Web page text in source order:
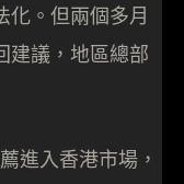
化。但兩個多月
建議，地區總部
進入香港市場，